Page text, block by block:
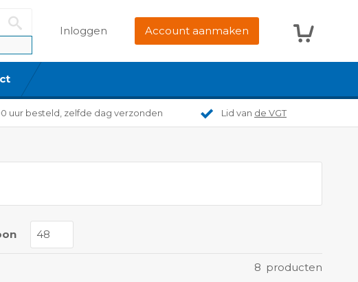
Inloggen Account aanmaken
uur besteld, zelfde dag verzonden Lid van de VGT
8 producten